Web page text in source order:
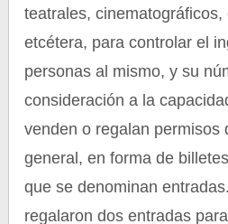
teatrales,
etcétera, para controlar el
personas al mismo, y su
consideración a la
venden o regalan permisos
general, en forma de
que se denominan
regalaron dos entradas